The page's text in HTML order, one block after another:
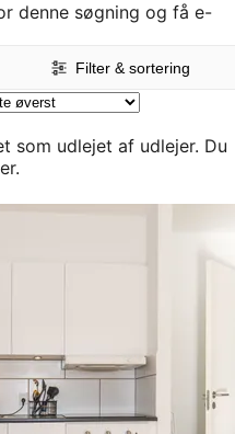
denne søgning og få e-
Filter & sortering
som udlejet af udlejer. Du